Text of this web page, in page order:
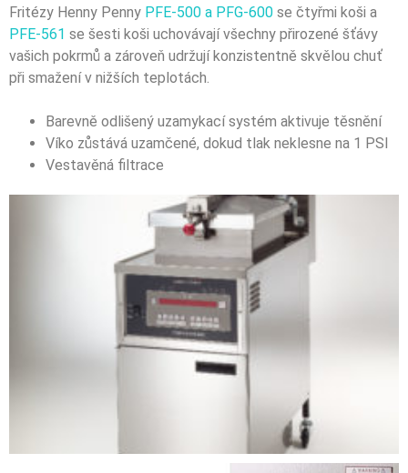
Fritézy Henny Penny PFE-500 a PFG-600 se čtyřmi koši a
PFE-561 se šesti koši uchovávají všechny přirozené šťávy
vašich pokrmů a zároveň udržují konzistentně skvělou chuť
při smažení v nižších teplotách.
Barevně odlišený uzamykací systém aktivuje těsnění
Víko zůstává uzamčené, dokud tlak neklesne na 1 PSI
Vestavěná filtrace